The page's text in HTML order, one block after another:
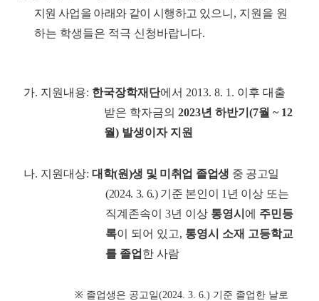
지원 사업을 아래와 같이 시행하고 있으니, 지원을 원
하는 학생들은 적극 신청바랍니다.
가. 지원내용: 한국장학재단에서 2013. 8. 1. 이후 대출
받은 학자금의2023년 하반기(7월 ~ 12
월) 발생이자 지원
나. 지원대상: 대학(원)생 및 미취업 졸업생 중 공고일
(2024. 3. 6.) 기준 본인이 1년 이상또는
직계존속이 3년 이상 통영시 에 주민등
록이 되어 있고, 통영시 소재 고등학교
를 졸업 한 사람
※ 졸업생은 공고일(2024. 3. 6.) 기준 졸업한 날로